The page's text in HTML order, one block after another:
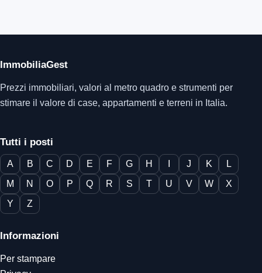
ImmobiliaGest
Prezzi immobiliari, valori al metro quadro e strumenti per
stimare il valore di case, appartamenti e terreni in Italia.
Tutti i posti
A B C D E F G H J K
L
M
N O P Q R S T U V W
X
Y
Z
Informazioni
Per stampare